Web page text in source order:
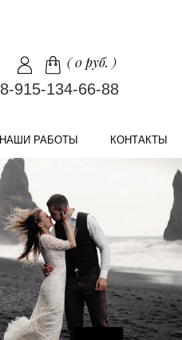
(0 руб. )
8-915-134-66-88
НАШИ РАБОТЫ КОНТАКТЫ